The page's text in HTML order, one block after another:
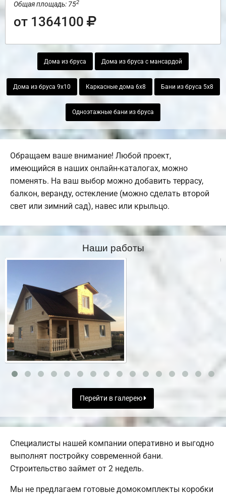
Общая площадь: 752
от 1364100
Дома из бруса Дома из бруса с мансардой
Дома из бруса 9х10 Каркасные дома 6х8 Бани из бруса 5х8
Одноэтажные бани из бруса
Обращаем ваше внимание! Любой проект,
имеющийся в наших онлайн-каталогах, можно
поменять. На ваш выбор можно добавить террасу,
балкон, веранду, остекление (можно сделать второй
свет или зимний сад), навес или крыльцо.
Наши работы
Перейти в галерею
Специалисты нашей компании оперативно и выгодно
выполнят постройку современной бани.
Строительство займет от 2 недель.
Мы не предлагаем готовые домокомплекты коробки